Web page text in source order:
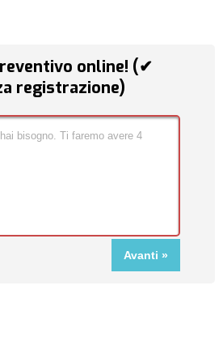
online! (✔
registrazione)